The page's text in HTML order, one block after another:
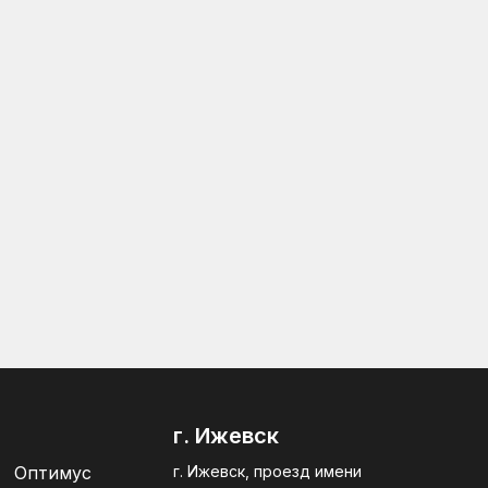
Оптимус
г. Ижевск
г. Ижевск, проезд имени